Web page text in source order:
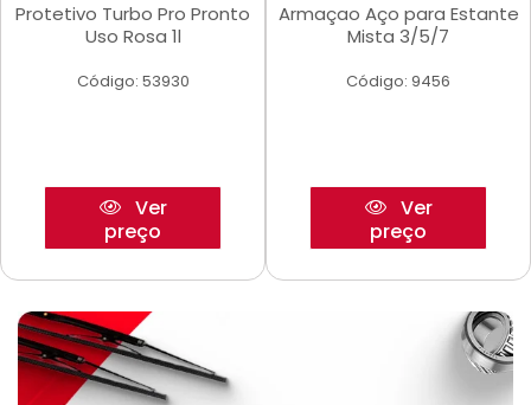
Protetivo Turbo Pro Pronto
Uso Rosa 1l
Código: 53930
Ver
preço
Armaçao Aço para Estante
Mista 3/5/7
Código: 9456
Ver
preço